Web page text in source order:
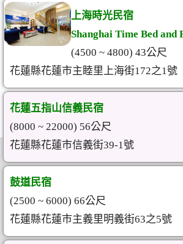
上海時光民宿
Shanghai Time Bed and
(4500 ~ 4800) 43公尺
花蓮縣花蓮市主睦里上海街172之1號
花蓮五指山信義民宿
(8000 ~ 22000) 56公尺
花蓮縣花蓮市信義街39-1號
鼓道民宿
(2500 ~ 6000) 66公尺
花蓮縣花蓮市主義里明義街63之5號